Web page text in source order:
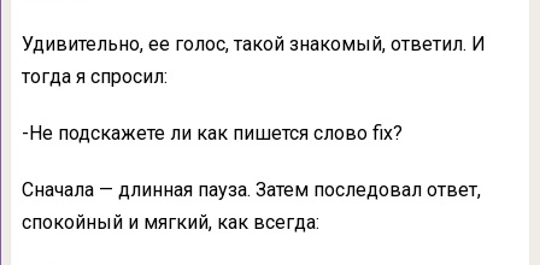
Удивительно, ее голос, такой знакомый, ответил. И
тогда я спросил:
-Не подскажете ли как пишется слово fix?
Сначала — длинная пауза. Затем последовал ответ,
спокойный и мягкий, как всегда: